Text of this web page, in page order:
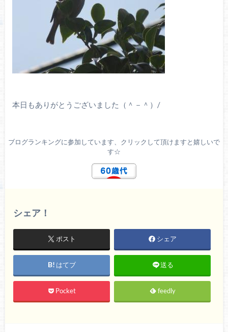
本日もありがとうございました（＾－＾）/
ブログランキングに参加しています、クリックして頂けますと嬉しいで
す☆
シェア！
ポスト シェア
はてブ 送る
Pocket feedly